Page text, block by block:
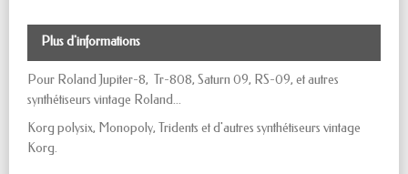
Plus d'informations
Pour Roland Jupiter-8, Tr-808, Saturn 09, RS-09, et autres
synthétiseurs vintage Roland...
Korg polysix, Monopoly, Tridents et d'autres synthétiseurs vintage
Korg.